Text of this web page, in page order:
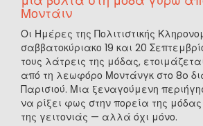
Μοντάιν
Οι Ημέρες της Πολιτιστικής
σαββατοκύριακο 19 και 20
τους λάτρεις της μόδας,
από τη λεωφόρο Μοντάνγκ στο 8o
Παρισιού. Μια ξεναγούμενη
να ρίξει φως στην πορεία της μόδας
της γειτονιάς — αλλά όχι μόνο.